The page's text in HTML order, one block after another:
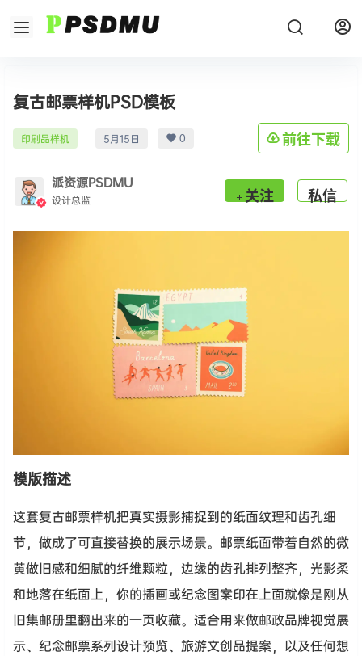
复古邮票样机PSD模板
印刷品样机 5月15日 0 前往下载
派资源PSDMU
设计总监 关注 私信
模版描述
这套复古邮票样机把真实摄影捕捉到的纸面纹理和齿孔细
节，做成了可直接替换的展示场景。邮票纸面带着自然的微
黄做旧感和细腻的纤维颗粒，边缘的齿孔排列整齐，光影柔
和地落在纸面上，你的插画或纪念图案印在上面就像是刚从
旧集邮册里翻出来的一页收藏。适合用来做邮政品牌视觉展
示、纪念邮票系列设计预览、旅游文创品提案，以及任何想